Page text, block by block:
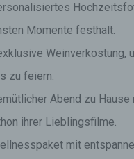
Momente festhält.
Weinverkostung,
zu feiern.
Abend zu
ihrer Lieblingsfilme.
mit